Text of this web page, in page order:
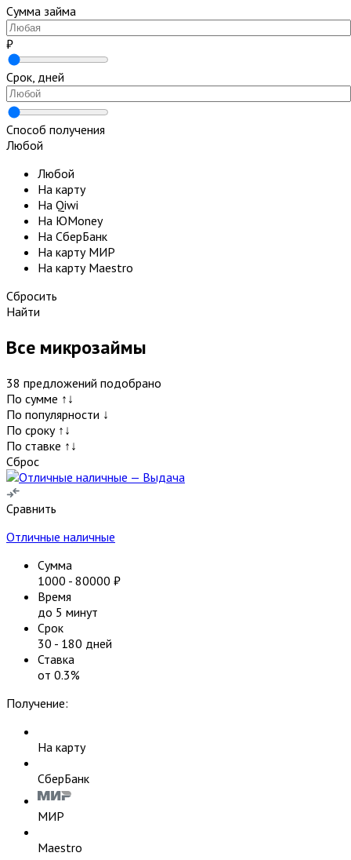
Сумма займа
₽
Срок, дней
Способ получения
Любой
Любой
На карту
На Qiwi
На ЮMoney
На СберБанк
На карту МИР
На карту Maestro
Сбросить
Найти
Все микрозаймы
38 предложений подобрано
По сумме ↑↓
По популярности ↓
По сроку ↑↓
По ставке ↑↓
Сброс
Сравнить
Отличные наличные
Сумма
1000 - 80000 ₽
Время
до 5 минут
Срок
30 - 180 дней
Ставка
от 0.3%
Получение:
На карту
СберБанк
МИР
Maestro